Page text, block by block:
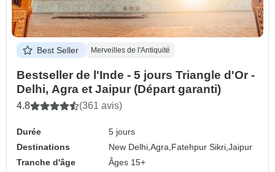
Best Seller Merveilles de l'Antiquité
Bestseller de l'Inde - 5 jours Triangle d'Or -
Delhi, Agra et Jaipur (Départ garanti)
4.8 (361 avis)
Durée
5 jours
Destinations
New Delhi,Agra,Fatehpur Sikri,Jaipur
Tranche d'âge
Âges 15+